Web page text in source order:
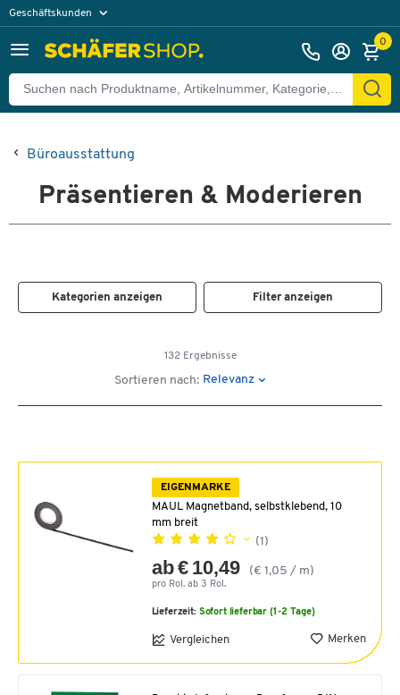
Geschäftskunden
0
Büroausstattung
Präsentieren & Moderieren
Kategorien anzeigen Filter anzeigen
132 Ergebnisse
Sortieren nach: Relevanz
EIGENMARKE
MAUL Magnetband, selbstklebend, 10
mm breit
(1)
ab € 10,49 (€ 1,05 / m)
pro Rol. ab 3 Rol.
Lieferzeit: Sofort lieferbar (1-2 Tage)
Vergleichen Merken